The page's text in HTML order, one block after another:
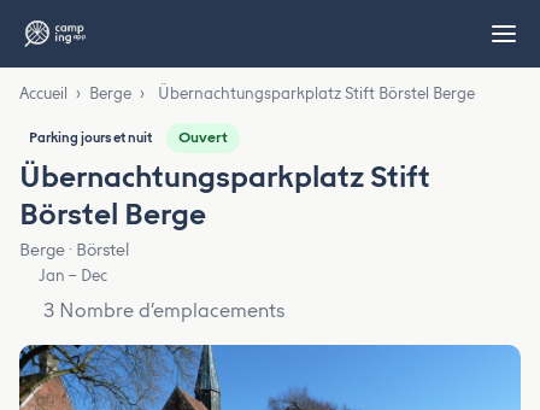
Accueil › Berge › Übernachtungsparkplatz Stift Börstel Berge
Parking jours et nuit Ouvert
Übernachtungsparkplatz Stift
Börstel Berge
Berge · Börstel
Jan – Dec
3 Nombre d’emplacements